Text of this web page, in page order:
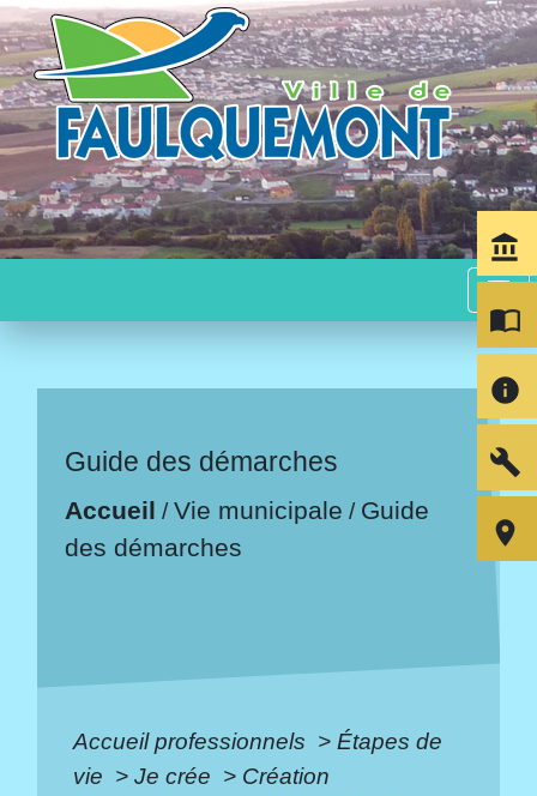
menu
Guide des démarches
Accueil /Vie municipale / Guide
des démarches
Accueil professionnels > Étapes de
vie > Je crée > Création
account_balance
import_contacts
info
build
room